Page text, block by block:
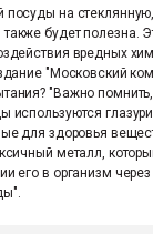
посуды на
будет полезна.
вредных
"Московский
"Важно помнить,
используются
для здоровья
металл,
его в организм